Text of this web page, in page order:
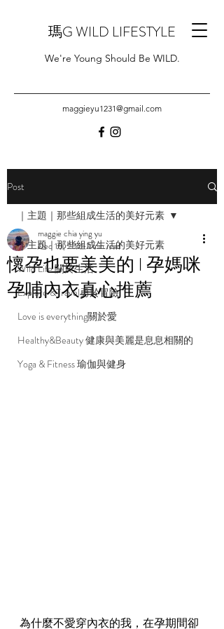
瑪G WILD LIFESTYLE
We're Young Should Be WILD.
maggieyu1231@gmail.com
Post
｜主題｜那些組成生活的美好元素
Wild Life 關於生活
Explore &Travel勇於冒險
Love is everything關於愛
Healthy&Beauty 健康與美麗是息息相關的
Yoga & Fitness 瑜伽與健身
｜主題｜那些組成生活的美好元素
懷孕也要美美的 l 孕媽咪
孕哺內衣真心推薦
maggie chia ying yu
Dec 10, 20212 min read
為什麼不愛穿內衣的我，在孕期間卻